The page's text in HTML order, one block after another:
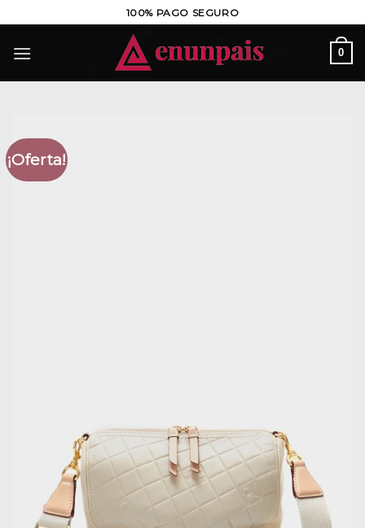
al
contenido
100% PAGO SEGURO
0
¡Oferta!